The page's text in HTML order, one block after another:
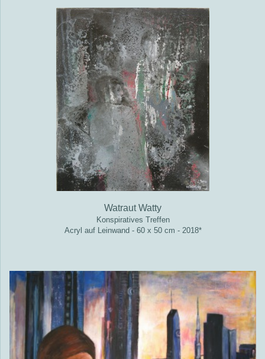
Watraut Watty
Konspiratives Treffen
Acryl auf Leinwand - 60 x 50 cm - 2018*